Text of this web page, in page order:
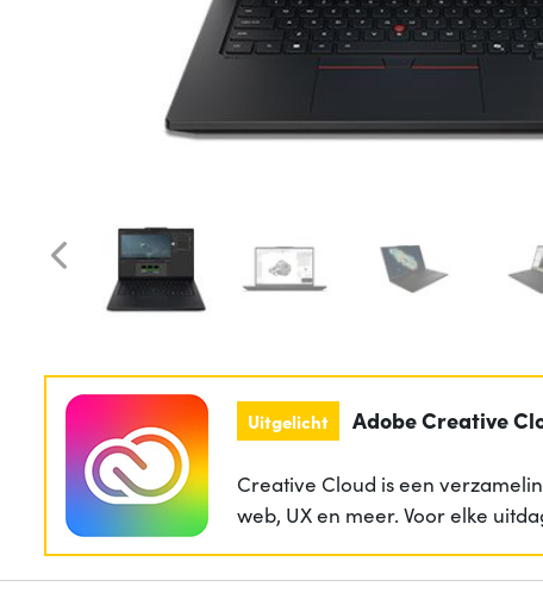
Uitgelicht Adobe Creative
Creative Cloud is een
web, UX en meer. Voor elke